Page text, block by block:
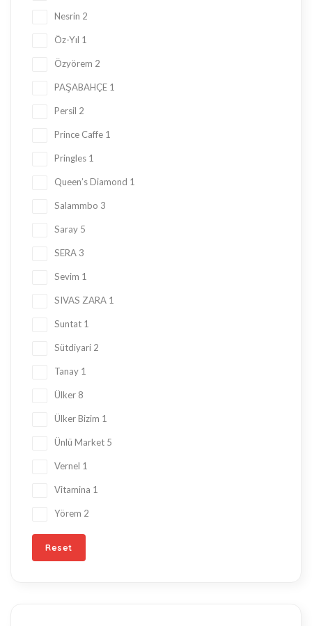
Nesrin 2
Öz-Yıl 1
Özyörem 2
PAŞABAHÇE 1
Persil 2
Prince Caffe 1
Pringles 1
Queen’s Diamond 1
Salammbo 3
Saray 5
SERA 3
Sevim 1
SIVAS ZARA 1
Suntat 1
Sütdiyari 2
Tanay 1
Ülker 8
Ülker Bizim 1
Ünlü Market 5
Vernel 1
Vitamina 1
Yörem 2
Reset